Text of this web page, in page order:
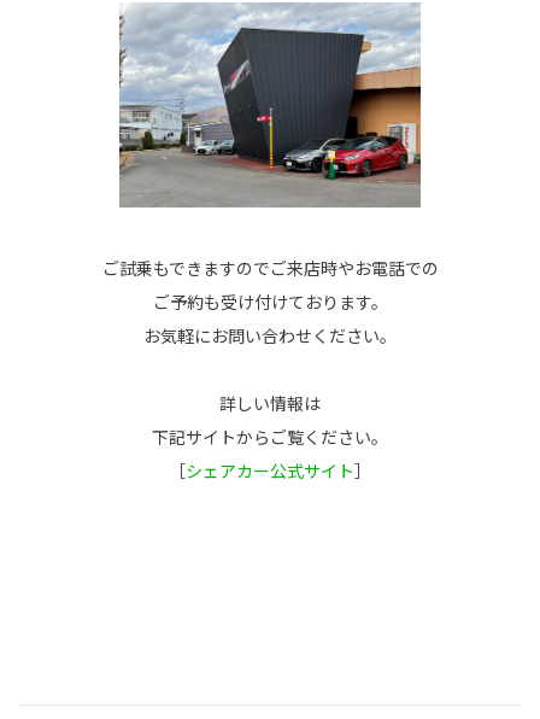
ご試乗もできますのでご来店時やお電話での
ご予約も受け付けております。
お気軽にお問い合わせください。
詳しい情報は
下記サイトからご覧ください。
［シェアカー公式サイト］